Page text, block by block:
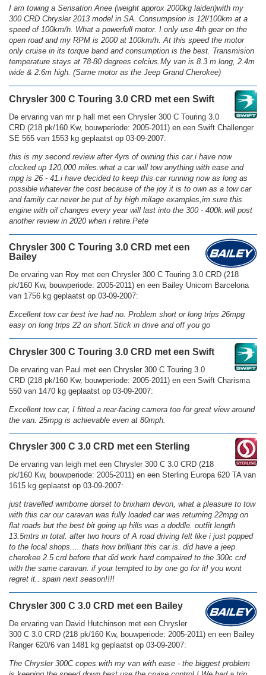
I am towing a Sensation Anee (weight approx 2000kg laiden)with my
300 CRD Chrysler 2013 model in SA. Consumpsion is 12l/100km at a
speed of 100km/h. What a powerfull motor. I only use 4th gear on the
open road and my RPM is 2000 at 100km/h. At this speed the motor
only cruise in its torque band and consumption is the best. Transmision
temperature stays at 78-80 degrees celcius.My van is 8.3 m long, 2.4m
wide & 2.6m high. (Same motor as the Jeep Grand Cherokee)
Chrysler 300 C Touring 3.0 CRD met een Swift
De ervaring van mr p hall met een Chrysler 300 C Touring 3.0
CRD (218 pk/160 Kw, bouwperiode: 2005-2011) en een Swift Challenger
SE 565 van 1553 kg geplaatst op 03-09-2007:
this is my second review after 4yrs of owning this car.i have now
clocked up 120,000 miles.what a car will tow anything with ease and
mpg is 26 - 41.i have decided to keep this car running now as long as
possible whatever the cost because of the joy it is to own as a tow car
and family car.never be put of by high milage examples,im sure this
engine with oil changes every year will last into the 300 - 400k.will post
another review in 2020 when i retire.Pete
Chrysler 300 C Touring 3.0 CRD met een
Bailey
De ervaring van Roy met een Chrysler 300 C Touring 3.0 CRD (218
pk/160 Kw, bouwperiode: 2005-2011) en een Bailey Unicorn Barcelona
van 1756 kg geplaatst op 03-09-2007:
Excellent tow car best ive had no. Problem short or long trips 26mpg
easy on long trips 22 on short.Stick in drive and off you go
Chrysler 300 C Touring 3.0 CRD met een Swift
De ervaring van Paul met een Chrysler 300 C Touring 3.0
CRD (218 pk/160 Kw, bouwperiode: 2005-2011) en een Swift Charisma
550 van 1470 kg geplaatst op 03-09-2007:
Excellent tow car, I fitted a rear-facing camera too for great view around
the van. 25mpg is achievable even at 80mph.
Chrysler 300 C 3.0 CRD met een Sterling
De ervaring van leigh met een Chrysler 300 C 3.0 CRD (218
pk/160 Kw, bouwperiode: 2005-2011) en een Sterling Europa 620 TA van
1615 kg geplaatst op 03-09-2007:
just travelled wimborne dorset to brixham devon, what a pleasure to tow
with this car our caravan was fully loaded car was returning 22mpg on
flat roads but the best bit going up hills was a doddle. outfit length
13.5mtrs in total. after two hours of A road driving felt like i just popped
to the local shops.... thats how brilliant this car is. did have a jeep
cherokee 2.5 crd before that did work hard compaired to the 300c crd
with the same caravan. if your tempted to by one go for it! you wont
regret it.. spain next season!!!!
Chrysler 300 C 3.0 CRD met een Bailey
De ervaring van David Hutchinson met een Chrysler
300 C 3.0 CRD (218 pk/160 Kw, bouwperiode: 2005-2011) en een Bailey
Ranger 620/6 van 1481 kg geplaatst op 03-09-2007:
The Chrysler 300C copes with my van with ease - the biggest problem